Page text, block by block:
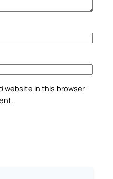
website in this browser